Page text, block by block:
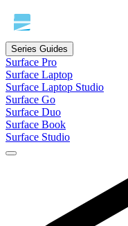
Series Guides
Surface Pro
Surface Laptop
Surface Laptop Studio
Surface Go
Surface Duo
Surface Book
Surface Studio